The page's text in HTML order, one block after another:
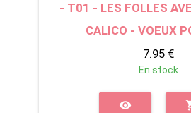
- T01 - LES FOLLES
CALICO - VOEUX
7.95 €
En stock
visibility